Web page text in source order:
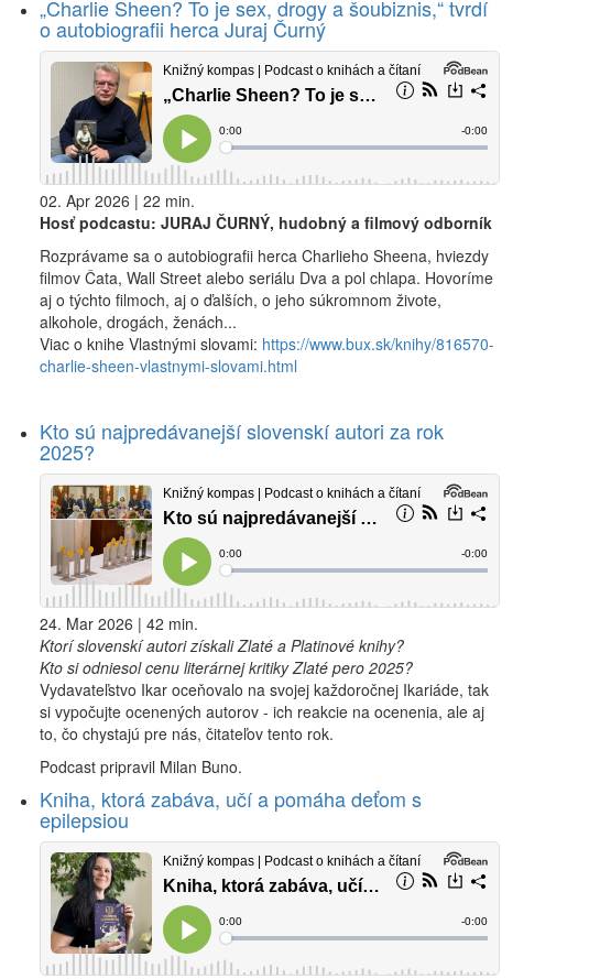
„Charlie Sheen? To je sex, drogy a šoubiznis,“ tvrdí
o autobiografii herca Juraj Čurný
02. Apr 2026 | 22 min.
Hosť podcastu: JURAJ ČURNÝ, hudobný a filmový odborník
Rozprávame sa o autobiografii herca Charlieho Sheena, hviezdy
filmov Čata, Wall Street alebo seriálu Dva a pol chlapa. Hovoríme
aj o týchto filmoch, aj o ďalších, o jeho súkromnom živote,
alkohole, drogách, ženách...
Viac o knihe Vlastnými slovami: https://www.bux.sk/knihy/816570-
charlie-sheen-vlastnymi-slovami.html
Kto sú najpredávanejší slovenskí autori za rok
2025?
24. Mar 2026 | 42 min.
Ktorí slovenskí autori získali Zlaté a Platinové knihy?
Kto si odniesol cenu literárnej kritiky Zlaté pero 2025?
Vydavateľstvo Ikar oceňovalo na svojej každoročnej Ikariáde, tak
si vypočujte ocenených autorov - ich reakcie na ocenenia, ale aj
to, čo chystajú pre nás, čitateľov tento rok.
Podcast pripravil Milan Buno.
Kniha, ktorá zabáva, učí a pomáha deťom s
epilepsiou